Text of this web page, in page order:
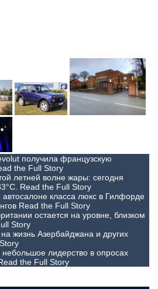
получила французскую
the Full Story
летней волне жары: сегодня
Read the Full Story
класса люкс в Гилфорде
Read the Full Story
остается на уровне, близком
Story
жизнь Азербайджана и других
лидерство в опросах
the Full Story